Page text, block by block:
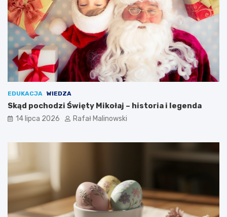
EDUKACJA WIEDZA
Skąd pochodzi Święty Mikołaj – historia i legenda
14 lipca 2026 Rafał Malinowski